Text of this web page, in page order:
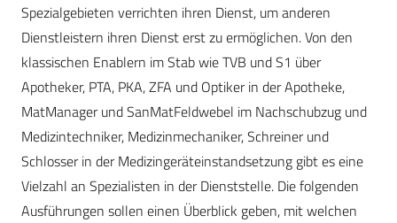
Spezialgebieten verrichten ihren Dienst, um anderen
Dienstleistern ihren Dienst erst zu ermöglichen. Von den
klassischen ­Enablern im Stab wie TVB und S1 über
Apotheker, PTA, PKA, ZFA und Optiker in der Apotheke,
MatManager und SanMatFeldwebel im Nachschubzug und
Medizintechniker, Medizinmechaniker, Schreiner und
Schlosser in der Medizingeräteinstandsetzung gibt es eine
Vielzahl an Spezialisten in der Dienststelle. Die ­folgenden
Ausführungen sollen einen Überblick geben, mit welchen